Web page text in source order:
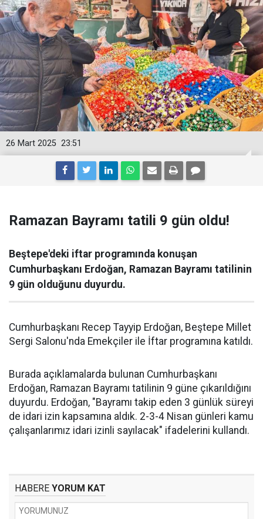
23:51
26 Mart 2025
Ramazan Bayramı tatili 9 gün oldu!
Beştepe'deki iftar programında konuşan
Cumhurbaşkanı Erdoğan, Ramazan Bayramı tatilinin
9 gün olduğunu duyurdu.
Cumhurbaşkanı Recep Tayyip Erdoğan, Beştepe Millet
Sergi Salonu'nda Emekçiler ile İftar programına katıldı.
Burada açıklamalarda bulunan Cumhurbaşkanı
Erdoğan, Ramazan Bayramı tatilinin 9 güne çıkarıldığını
duyurdu. Erdoğan, "Bayramı takip eden 3 günlük süreyi
de idari izin kapsamına aldık. 2-3-4 Nisan günleri kamu
çalışanlarımız idari izinli sayılacak" ifadelerini kullandı.
HABERE YORUM KAT